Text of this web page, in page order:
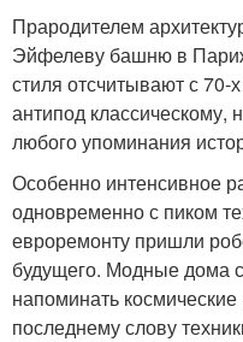
Прародителем
Эйфелеву башню в
стиля отсчитывают с 70-
антипод классическому,
любого упоминания
Особенно интенсивное
одновременно с пиком
евроремонту пришли
будущего. Модные дома
напоминать
последнему слову